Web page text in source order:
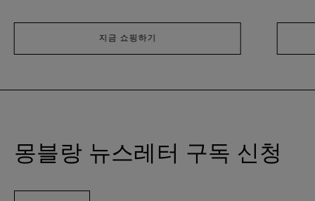
지금 쇼핑하기
몽블랑 뉴스레터 구독 신청